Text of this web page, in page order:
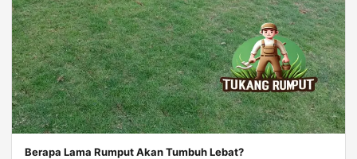
Berapa Lama Rumput Akan Tumbuh Lebat?